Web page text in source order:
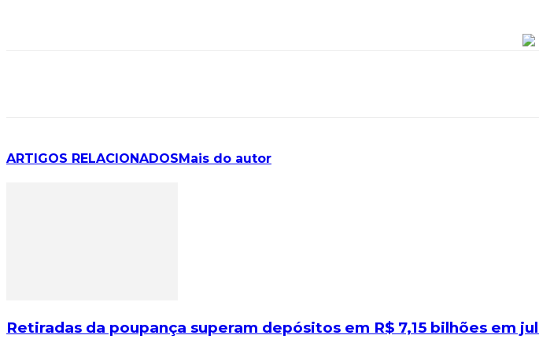
ARTIGOS RELACIONADOSMais do autor
Retiradas da poupança superam depósitos em R$ 7,15 bilhões em